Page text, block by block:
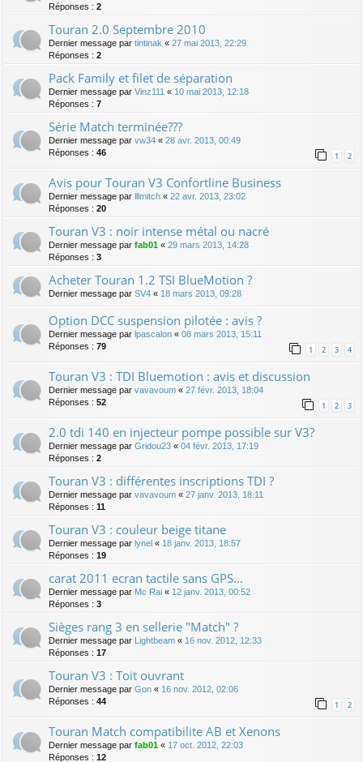
Réponses : 2
Touran 2.0 Septembre 2010
Dernier message par tintinak « 27 mai 2013, 22:29
Réponses : 2
Pack Family et filet de séparation
Dernier message par Vinz111 « 10 mai 2013, 12:18
Réponses : 7
Série Match terminée???
Dernier message par vw34 « 28 avr. 2013, 00:49
Réponses : 46 1 2
Avis pour Touran V3 Confortline Business
Dernier message par lllmitch « 22 avr. 2013, 23:02
Réponses : 20
Touran V3 : noir intense métal ou nacré
Dernier message par fab01 « 29 mars 2013, 14:28
Réponses : 3
Acheter Touran 1.2 TSI BlueMotion ?
Dernier message par SV4 « 18 mars 2013, 09:28
Option DCC suspension pilotée : avis ?
Dernier message par lpascalon « 08 mars 2013, 15:11
Réponses : 79 1 2 3 4
Touran V3 : TDI Bluemotion : avis et discussion
Dernier message par vavavoum « 27 févr. 2013, 18:04
Réponses : 52 1 2 3
2.0 tdi 140 en injecteur pompe possible sur V3?
Dernier message par Gridou23 « 04 févr. 2013, 17:19
Réponses : 2
Touran V3 : différentes inscriptions TDI ?
Dernier message par vavavoum « 27 janv. 2013, 18:11
Réponses : 11
Touran V3 : couleur beige titane
Dernier message par lynel « 18 janv. 2013, 18:57
Réponses : 19
carat 2011 ecran tactile sans GPS...
Dernier message par Mc Rai « 12 janv. 2013, 00:52
Réponses : 3
Sièges rang 3 en sellerie "Match" ?
Dernier message par Lightbeam « 16 nov. 2012, 12:33
Réponses : 17
Touran V3 : Toit ouvrant
Dernier message par Gon « 16 nov. 2012, 02:06
Réponses : 44 1 2
Touran Match compatibilite AB et Xenons
Dernier message par fab01 « 17 oct. 2012, 22:03
Réponses : 12